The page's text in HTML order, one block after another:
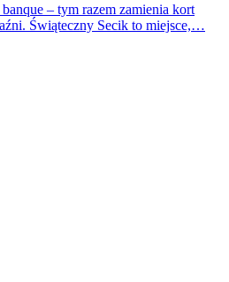
– tym razem zamienia kort
Świąteczny Secik to miejsce,…